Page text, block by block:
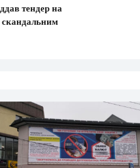
тендер на
скандальним